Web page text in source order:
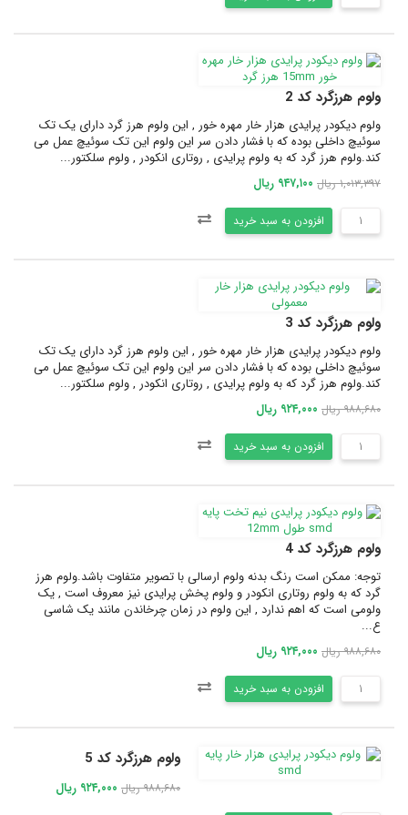
ولوم هرزگرد کد 2
ولوم دیکودر پرایدی هزار خار مهره خور , این ولوم هرز گرد دارای یک تک
سوئیچ داخلی بوده که با فشار دادن سر این ولوم این تک سوئیچ عمل می
کند.ولوم هرز گرد که به ولوم پرایدی , روتاری انکودر , ولوم سلکتور...
۱,۰۱۳,۳۹۷ ریال ۹۴۷,۱۰۰ ریال
افزودن به سبد خرید
ولوم هرزگرد کد 3
ولوم دیکودر پرایدی هزار خار مهره خور , این ولوم هرز گرد دارای یک تک
سوئیچ داخلی بوده که با فشار دادن سر این ولوم این تک سوئیچ عمل می
کند.ولوم هرز گرد که به ولوم پرایدی , روتاری انکودر , ولوم سلکتور...
۹۸۸,۶۸۰ ریال ۹۲۴,۰۰۰ ریال
افزودن به سبد خرید
ولوم هرزگرد کد 4
توجه: ممکن است رنگ بدنه ولوم ارسالی با تصویر متفاوت باشد.ولوم هرز
گرد که به ولوم روتاری انکودر و ولوم پخش پرایدی نیز معروف است , یک
ولومی است که اهم ندارد , این ولوم در زمان چرخاندن مانند یک شاسی
ع...
۹۸۸,۶۸۰ ریال ۹۲۴,۰۰۰ ریال
افزودن به سبد خرید
ولوم هرزگرد کد 5
۹۸۸,۶۸۰ ریال ۹۲۴,۰۰۰ ریال